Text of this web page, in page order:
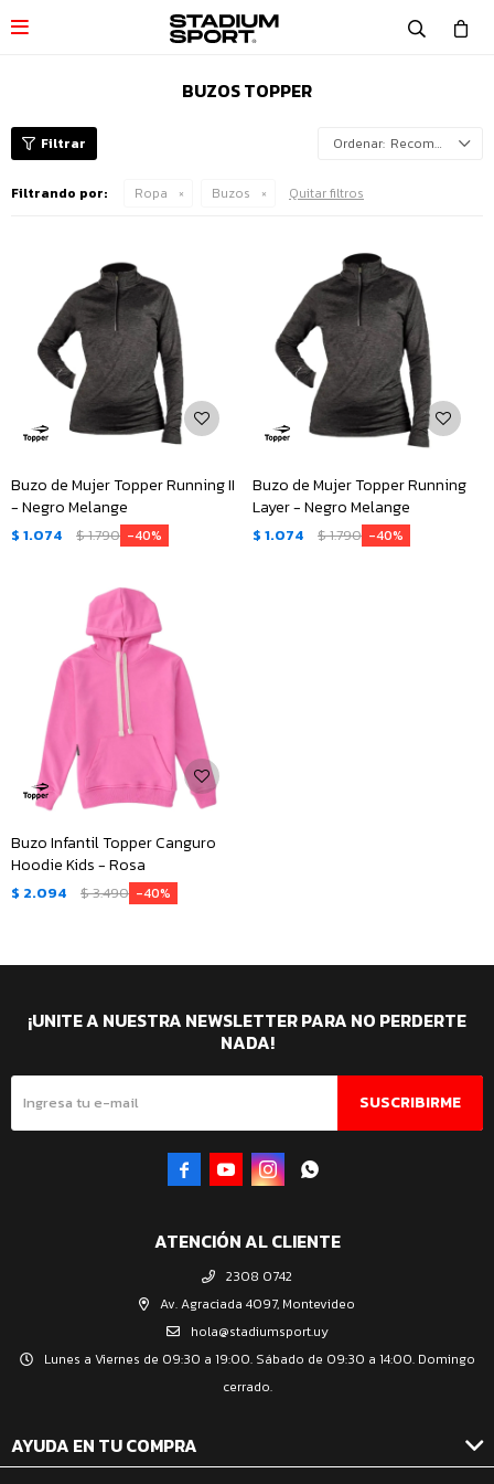

BUZOS TOPPER
Recomendados
Filtrando por: Ropa Buzos Quitar filtros
Buzo de Mujer Topper Running II
- Negro Melange
$ 1.074 $1.790 40
Buzo de Mujer Topper Running
Layer - Negro Melange
$ 1.074 $1.790 40
Buzo Infantil Topper Canguro
Hoodie Kids - Rosa
$ 2.094 $3.490 40
ATENCIÓN AL CLIENTE
2308 0742
Av. Agraciada 4097, Montevideo
hola@stadiumsport.uy
Lunes a Viernes de 09:30 a 19:00. Sábado de 09:30 a 14:00. Domingo
cerrado.
AYUDA EN TU COMPRA
¡UNITE A NUESTRA NEWSLETTER PARA NO PERDERTE
NADA!
SUSCRIBIRME
   